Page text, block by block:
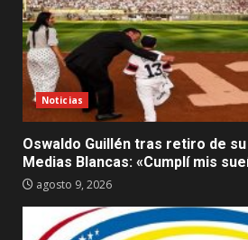
Noticias
Oswaldo Guillén tras retiro de
Medias Blancas: «Cumplí mis
agosto 9, 2026